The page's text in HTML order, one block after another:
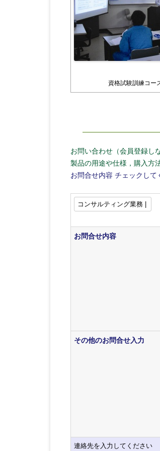
資格試験訓練コー
お問い合わせ（会員登録し
製品の用途や仕様，購入方
お問合せ内容 チェックして
お問合せ内容
その他のお問合せ入力
連絡先を入力してください